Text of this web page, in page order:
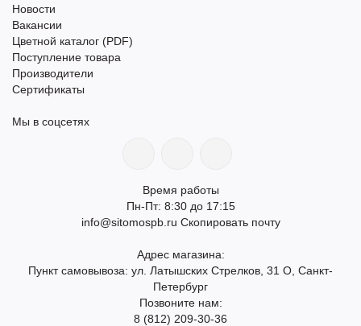
Новости
Вакансии
Цветной каталог (PDF)
Поступление товара
Производители
Сертификаты
Мы в соцсетях
Время работы
Пн-Пт: 8:30 до 17:15
info@sitomospb.ru Скопировать почту
Адрес магазина:
Пункт самовывоза: ул. Латышских Стрелков, 31 О, Санкт-
Петербург
Позвоните нам:
8 (812) 209-30-36